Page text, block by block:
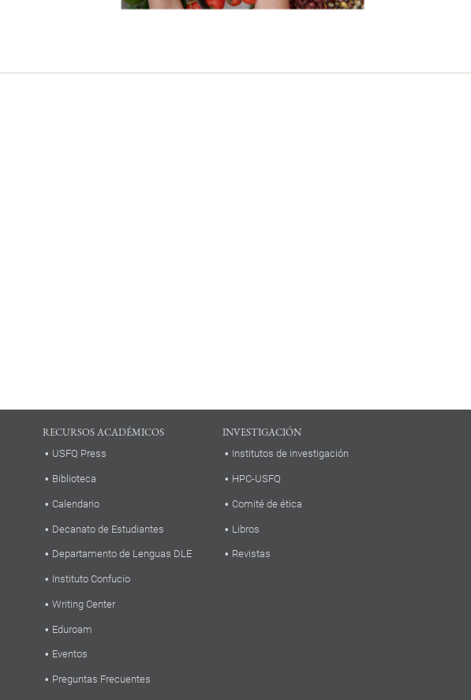
RECURSOS ACADÉMICOS
USFQ Press
Biblioteca
Calendario
Decanato de Estudiantes
Departamento de Lenguas DLE
Instituto Confucio
Writing Center
Eduroam
Eventos
Preguntas Frecuentes
INVESTIGACIÓN
Institutos de investigación
HPC-USFQ
Comité de ética
Libros
Revistas